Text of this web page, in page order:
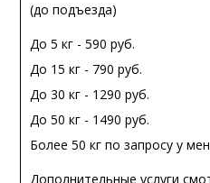
(до подъезда)
До 5 кг - 590 руб.
До 15 кг - 790 руб.
До 30 кг - 1290 руб.
До 50 кг - 1490 руб.
Более 50 кг по запросу у
Дополнительные услуги